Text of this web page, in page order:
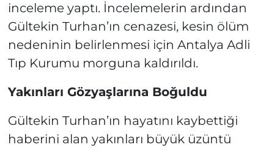
inceleme yaptı. İncelemelerin ardından
Gültekin Turhan’ın cenazesi, kesin ölüm
nedeninin belirlenmesi için Antalya Adli
Tıp Kurumu morguna kaldırıldı.
Yakınları Gözyaşlarına Boğuldu
Gültekin Turhan’ın hayatını kaybettiği
haberini alan yakınları büyük üzüntü